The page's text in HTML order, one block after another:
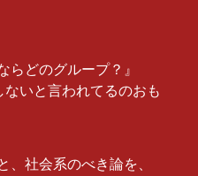
らどのグループ？』
いと言われてるのおも
、社会系のべき論を、